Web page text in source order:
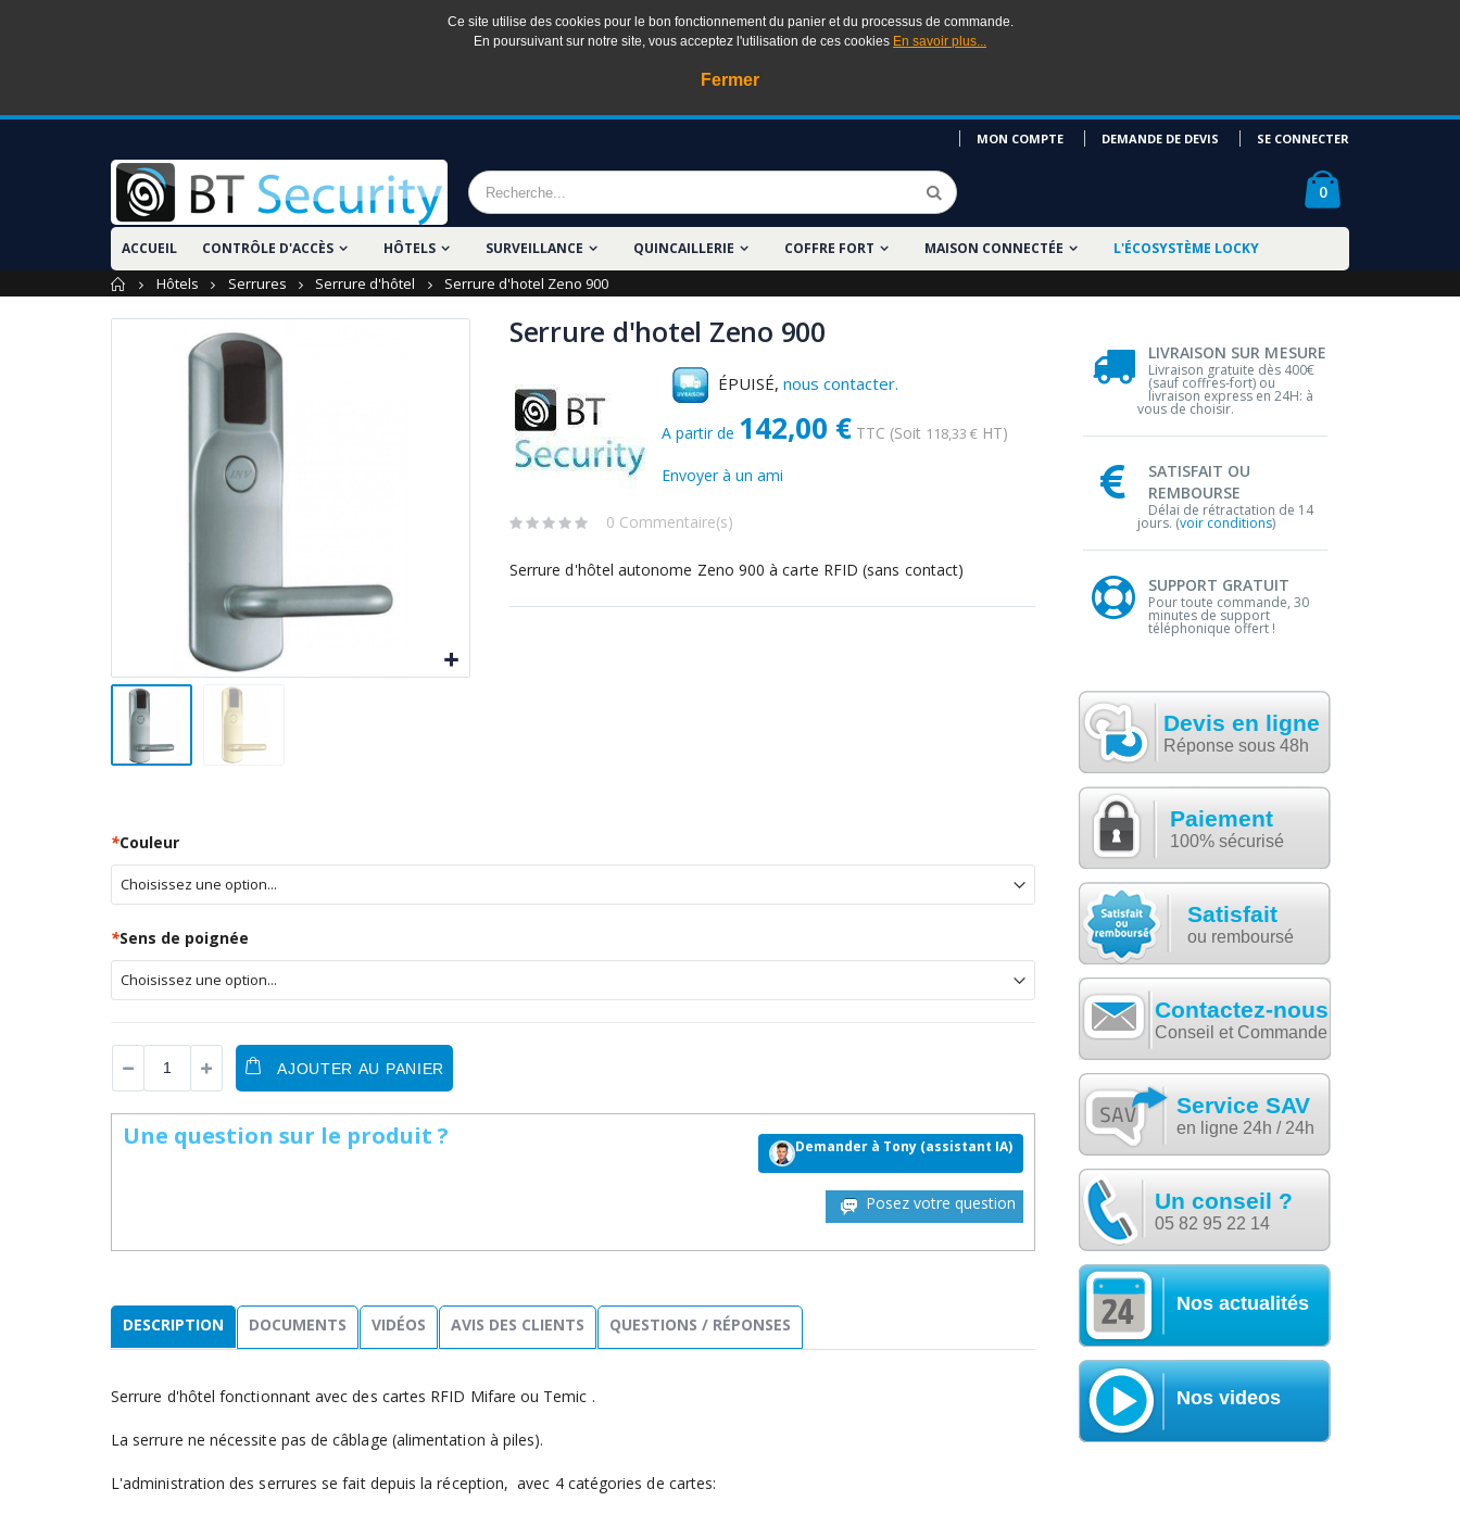
Ce site utilise des cookies pour le bon fonctionnement du panier et du processus de commande.
En poursuivant sur notre site, vous acceptez l'utilisation de ces cookies En savoir plus...
Fermer
MON COMPTE DEMANDE DE DEVIS SE CONNECTER
0
ACCUEIL CONTRÔLE D'ACCÈS HÔTELS SURVEILLANCE QUINCAILLERIE COFFRE FORT MAISON CONNECTÉE L'ÉCOSYSTÈME LOCKY
Accueil
Hôtels Serrures Serrure d'hôtel Serrure d'hotel Zeno 900
Serrure d'hotel Zeno 900
ÉPUISÉ, nous contacter.
A partir de 142,00 € TTC (Soit 118,33 € HT)
Envoyer à un ami
0 Commentaire(s)
Serrure d'hôtel autonome Zeno 900 à carte RFID (sans contact)
*Couleur
*Sens de poignée
AJOUTER AU PANIER
Une question sur le produit ? Demander à Tony (assistant IA)
Posez votre question
DESCRIPTION DOCUMENTS VIDÉOS AVIS DES CLIENTS QUESTIONS / RÉPONSES
Serrure d'hôtel fonctionnant avec des cartes RFID Mifare ou Temic .
La serrure ne nécessite pas de câblage (alimentation à piles).
L'administration des serrures se fait depuis la réception, avec 4 catégories de cartes:
LIVRAISON SUR MESURE
Livraison gratuite dès 400€
(sauf coffres-fort) ou
livraison express en 24H: à
vous de choisir.
SATISFAIT OU
REMBOURSE
Délai de rétractation de 14
jours. (voir conditions)
SUPPORT GRATUIT
Pour toute commande, 30
minutes de support
téléphonique offert !
Devis en ligne
Réponse sous 48h
Paiement
100% sécurisé
Satisfait
ou remboursé
Contactez-nous
Conseil et Commande
Service SAV
en ligne 24h / 24h
Un conseil ?
05 82 95 22 14
Nos actualités
Nos videos